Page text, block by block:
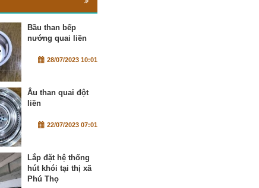
Bầu than bếp
nướng quai liền
28/07/2023 10:01
Âu than quai đột
liền
22/07/2023 07:01
Lắp đặt hệ thống
hút khói tại thị xã
Phú Thọ